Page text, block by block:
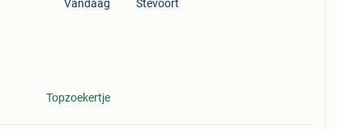
Vandaag
Topzoekertje
Stevoort